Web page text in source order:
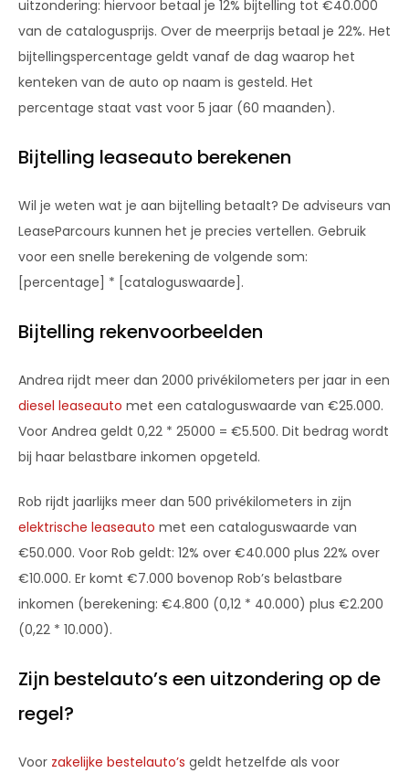
uitzondering: hiervoor betaal je 12% bijtelling tot €40.000
van de catalogusprijs. Over de meerprijs betaal je 22%. Het
bijtellingspercentage geldt vanaf de dag waarop het
kenteken van de auto op naam is gesteld. Het
percentage staat vast voor 5 jaar (60 maanden).
Bijtelling leaseauto berekenen
Wil je weten wat je aan bijtelling betaalt? De adviseurs van
LeaseParcours kunnen het je precies vertellen. Gebruik
voor een snelle berekening de volgende som:
[percentage] * [cataloguswaarde].
Bijtelling rekenvoorbeelden
Andrea rijdt meer dan 2000 privékilometers per jaar in een
diesel leaseauto met een cataloguswaarde van €25.000.
Voor Andrea geldt 0,22 * 25000 = €5.500. Dit bedrag wordt
bij haar belastbare inkomen opgeteld.
Rob rijdt jaarlijks meer dan 500 privékilometers in zijn
elektrische leaseauto met een cataloguswaarde van
€50.000. Voor Rob geldt: 12% over €40.000 plus 22% over
€10.000. Er komt €7.000 bovenop Rob’s belastbare
inkomen (berekening: €4.800 (0,12 * 40.000) plus €2.200
(0,22 * 10.000).
Zijn bestelauto’s een uitzondering op de
regel?
Voor zakelijke bestelauto’s geldt hetzelfde als voor